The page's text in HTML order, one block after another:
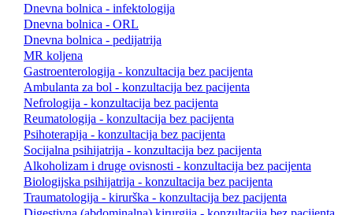
Dnevna bolnica - infektologija
Dnevna bolnica - ORL
Dnevna bolnica - pedijatrija
MR koljena
Gastroenterologija - konzultacija bez pacijenta
Ambulanta za bol - konzultacija bez pacijenta
Nefrologija - konzultacija bez pacijenta
Reumatologija - konzultacija bez pacijenta
Psihoterapija - konzultacija bez pacijenta
Socijalna psihijatrija - konzultacija bez pacijenta
Alkoholizam i druge ovisnosti - konzultacija bez pacijenta
Biologijska psihijatrija - konzultacija bez pacijenta
Traumatologija - kirurška - konzultacija bez pacijenta